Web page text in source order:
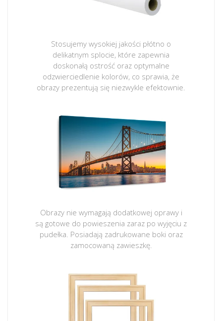
Stosujemy wysokiej jakości płótno o
delikatnym splocie, które zapewnia
doskonałą ostrość oraz optymalne
odzwierciedlenie kolorów, co sprawia, że
obrazy prezentują się niezwykle efektownie.
Obrazy nie wymagają dodatkowej oprawy i
są gotowe do powieszenia zaraz po wyjęciu z
pudełka. Posiadają zadrukowane boki oraz
zamocowaną zawieszkę.